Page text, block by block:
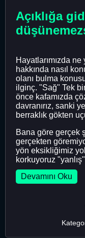
Açıklığa
Hayatlarımızda
hakkında nasıl
olanı bulma
ilginç. "Sağ" Tek
önce kafamızda
davranırız, sanki
berraklık gökten
Bana göre gerçek
gerçekten
yön eksikliğimiz
korkuyoruz
Devamını Oku